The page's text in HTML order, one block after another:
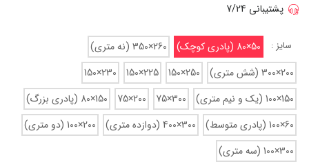
پشتیبانی 7/24
سایز : 50×80 (پادری کوچک)
260×350 (نه متری)
200×300 (شش متری)
250×150
225×150
230×150
150×100 (یک و نیم متری)
300×75
200×75
150×80 (پادری بزرگ)
60×100 (پادری متوسط)
300×400 (دوازده متری)
200×100 (دو متری)
300×100 (سه متری)